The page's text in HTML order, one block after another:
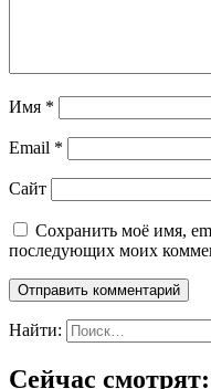
Имя *
Email *
Сайт
Сохранить моё имя,
последующих моих
Найти:
Сейчас смотрят: